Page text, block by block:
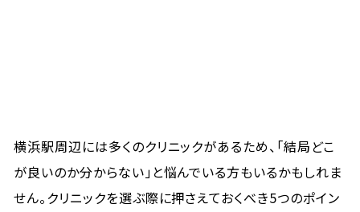
横浜駅周辺には多くのクリニックがあるため、「結局どこ
が良いのか分からない」と悩んでいる方もいるかもしれま
せん。クリニックを選ぶ際に押さえておくべき5つのポイン